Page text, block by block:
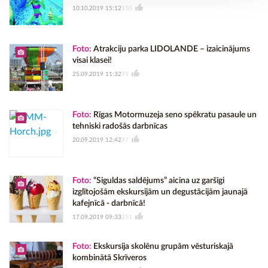
10.10.2019 15:12 150
Foto: Atrakciju parka LIDOLANDE – izaicinājums
visai klasei!
25.09.2019 11:32 75
Foto: Rīgas Motormuzeja seno spēkratu pasaule un
tehniski radošās darbnīcas
20.09.2019 12:4247
Foto: “Siguldas saldējums” aicina uz garšīgi
izglītojošām ekskursijām un degustācijām jaunajā
kafejnīcā - darbnīcā!
17.09.2019 09:33 251
Foto: Ekskursija skolēnu grupām vēsturiskajā
kombinātā Skrīveros